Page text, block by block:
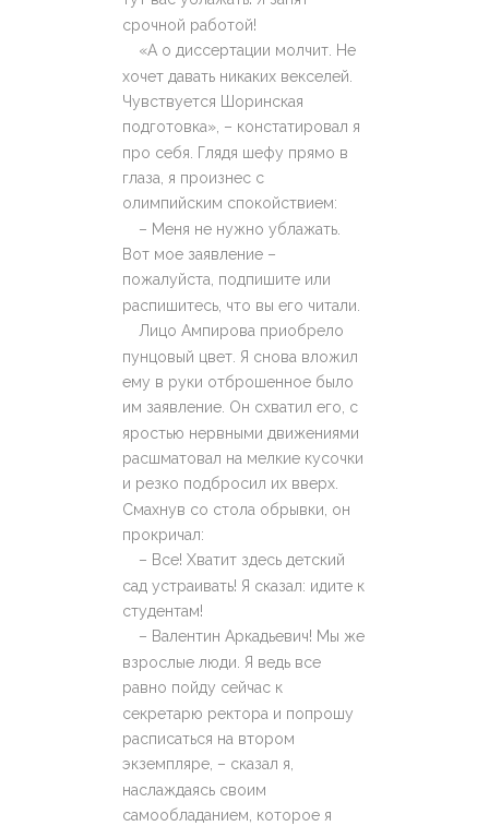
срочной работой!
«А о диссертации молчит. Не
хочет давать никаких векселей.
Чувствуется Шоринская
подготовка», – констатировал я
про себя. Глядя шефу прямо в
глаза, я произнес с
олимпийским спокойствием:
– Меня не нужно ублажать.
Вот мое заявление –
пожалуйста, подпишите или
распишитесь, что вы его читали.
Лицо Ампирова приобрело
пунцовый цвет. Я снова вложил
ему в руки отброшенное было
им заявление. Он схватил его, с
яростью нервными движениями
расшматовал на мелкие кусочки
и резко подбросил их вверх.
Смахнув со стола обрывки, он
прокричал:
– Все! Хватит здесь детский
сад устраивать! Я сказал: идите к
студентам!
– Валентин Аркадьевич! Мы же
взрослые люди. Я ведь все
равно пойду сейчас к
секретарю ректора и попрошу
расписаться на втором
экземпляре, – сказал я,
наслаждаясь своим
самообладанием, которое я